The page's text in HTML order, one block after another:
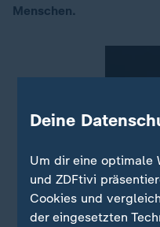
Menschen.
Deine
Um dir eine optimale
und ZDFtivi
Cookies und
der eingesetzten